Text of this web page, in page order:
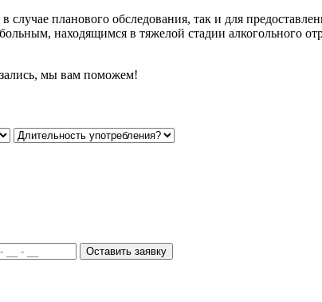
случае планового обследования, так и для
находящимся в тяжелой стадии алкогольного
мы вам поможем!
Оставить заявку